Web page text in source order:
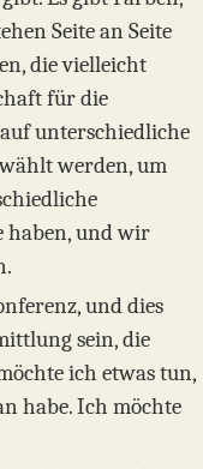
Seite an Seite
die vielleicht
für die
unterschiedliche
werden, um
haben, und wir
und dies
sein, die
ich etwas tun,
habe. Ich möchte